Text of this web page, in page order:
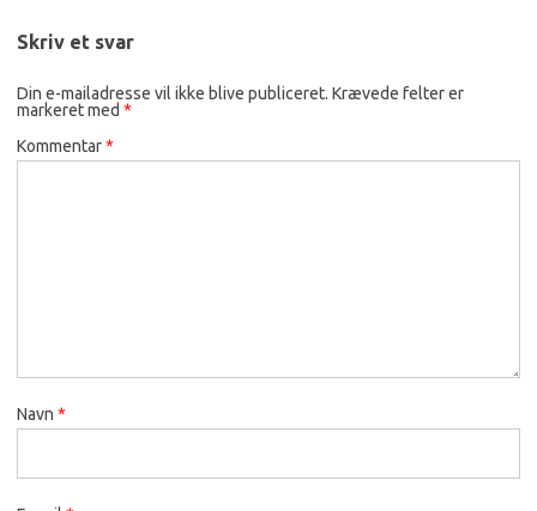
Skriv et svar
Din e-mailadresse vil ikke blive publiceret. Krævede felter er
markeret med *
Kommentar*
Navn *